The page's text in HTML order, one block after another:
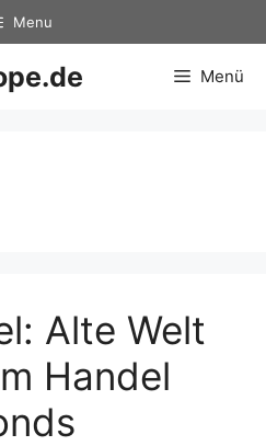
Menu
Menü
Alte Welt
Handel